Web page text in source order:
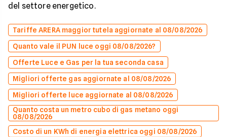
del settore energetico.
Tariffe ARERA maggior tutela aggiornate al 08/08/2026
Quanto vale il PUN luce oggi 08/08/2026?
Offerte Luce e Gas per la tua seconda casa
Migliori offerte gas aggiornate al 08/08/2026
Migliori offerte luce aggiornate al 08/08/2026
Quanto costa un metro cubo di gas metano oggi
08/08/2026
Costo di un KWh di energia elettrica oggi 08/08/2026